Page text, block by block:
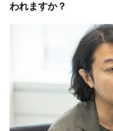
われますか？